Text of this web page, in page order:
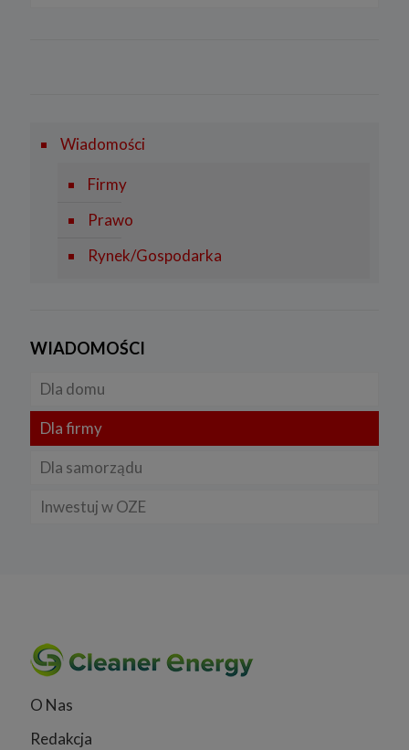
SYSTEMY MAGAZYNOWANIA ENERGII
Wiadomości
Firmy
Prawo
Rynek/Gospodarka
WIADOMOŚCI
Dla domu
Dla firmy
Dla samorządu
Inwestuj w OZE
O Nas
Redakcja